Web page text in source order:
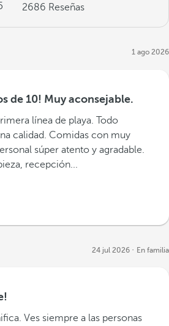
2686 Reseñas
1 ago 2026
de 10! Muy aconsejable.
línea de playa. Todo
calidad. Comidas con muy
súper atento y agradable.
recepción...
24 jul 2026 En familia
Ves siempre a las personas